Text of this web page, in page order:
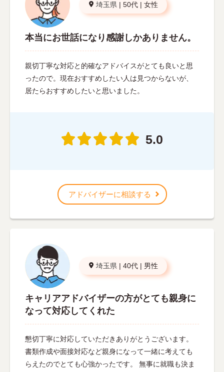
埼玉県 | 50代 | 女性
本当にお世話になり感謝しかありません。
親切丁寧な対応と的確なアドバイスがとても良いと思
ったので。現在おすすめしたい人は見つからないが、
居たらおすすめしたいと思いました。
5.0
アドバイザーに相談する
埼玉県 | 40代 | 男性
キャリアアドバイザーの方がとても親身に
なって対応してくれた
懇切丁寧に対応していただきありがとうございます。
書類作成や面接対応など親身になって一緒に考えても
らえたのでとても心強かったです。 無事に就職も決ま